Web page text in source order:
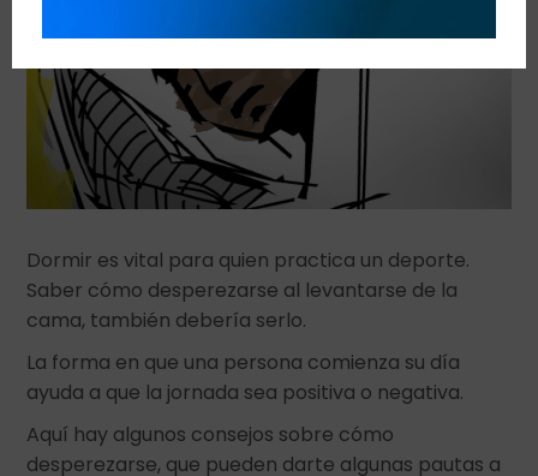
Dormir es vital para quien practica un deporte.
Saber cómo desperezarse al levantarse de la
cama, también debería serlo.
La forma en que una persona comienza su día
ayuda a que la jornada sea positiva o negativa.
Aquí hay algunos consejos sobre cómo
desperezarse, que pueden darte algunas pautas a